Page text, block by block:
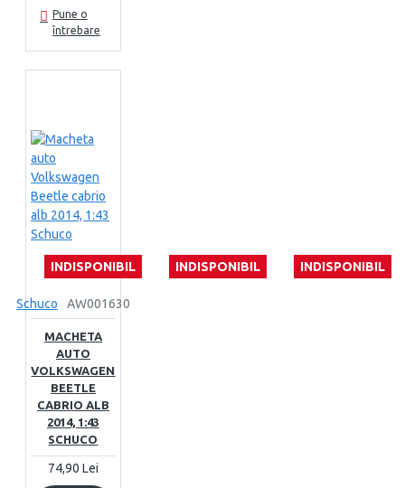
Pune o
întrebare
INDISPONIBIL INDISPONIBIL INDISPONIBIL
Schuco AW001630
MACHETA
AUTO
VOLKSWAGEN
BEETLE
CABRIO ALB
2014, 1:43
SCHUCO
74,90 Lei